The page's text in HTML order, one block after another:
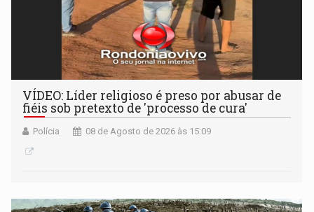
VÍDEO: Líder religioso é preso por abusar de
fiéis sob pretexto de 'processo de cura'
Polícia 08 de Agosto de 2026 às 15:09